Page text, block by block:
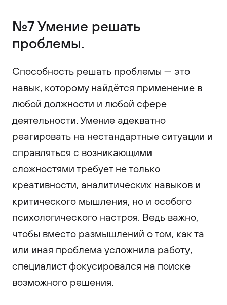
№7 Умение решать
проблемы.
Способность решать проблемы — это
навык, которому найдётся применение в
любой должности и любой сфере
деятельности. Умение адекватно
реагировать на нестандартные ситуации и
справляться с возникающими
сложностями требует не только
креативности, аналитических навыков и
критического мышления, но и особого
психологического настроя. Ведь важно,
чтобы вместо размышлений о том, как та
или иная проблема усложнила работу,
специалист фокусировался на поиске
возможного решения.